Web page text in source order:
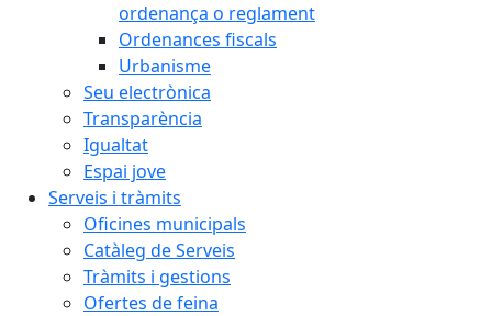
ordenança o reglament
Ordenances fiscals
Urbanisme
Seu electrònica
Transparència
Igualtat
Espai jove
Serveis i tràmits
Oficines municipals
Catàleg de Serveis
Tràmits i gestions
Ofertes de feina